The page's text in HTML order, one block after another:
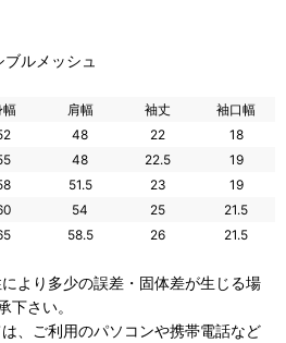
ルメッシュ
幅 肩幅 袖丈
袖口幅
48 22
18
48 22.5
19
51.5 23
19
54 25
21.5
58.5 26 21.5
より多少の誤差・固体差が生じる場
下さい。
、ご利用のパソコンや携帯電話など